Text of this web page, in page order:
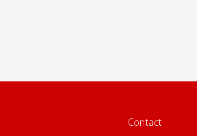
Contact